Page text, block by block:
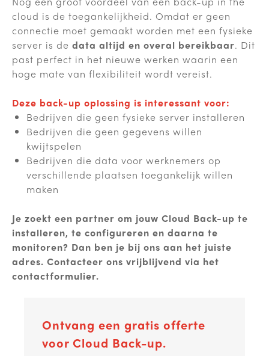
cloud is de toegankelijkheid. Omdat er geen
connectie moet gemaakt worden met een fysieke
server is de data altijd en overal bereikbaar. Dit
past perfect in het nieuwe werken waarin een
hoge mate van flexibiliteit wordt vereist.
Deze back-up oplossing is interessant voor:
Bedrijven die geen fysieke server installeren
Bedrijven die geen gegevens willen
kwijtspelen
Bedrijven die data voor werknemers op
verschillende plaatsen toegankelijk willen
maken
Je zoekt een partner om jouw Cloud Back-up te
installeren, te configureren en daarna te
monitoren? Dan ben je bij ons aan het juiste
adres. Contacteer ons vrijblijvend via het
contactformulier.
Ontvang een gratis offerte
voor Cloud Back-up.